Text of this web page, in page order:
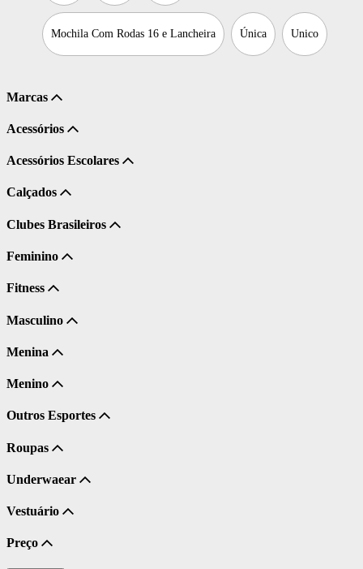
Mochila Com Rodas 16 e Lancheira Única Unico
Marcas
Acessórios
Acessórios Escolares
Calçados
Clubes Brasileiros
Feminino
Fitness
Masculino
Menina
Menino
Outros Esportes
Roupas
Underwaear
Vestuário
Preço